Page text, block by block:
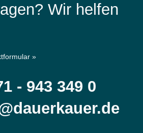
Wir helfen
»
- 943 349 0